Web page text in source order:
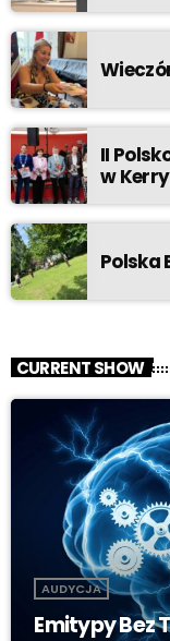
II
w Kerry
Polska
CURRENT SHOW
AUDYCJA
Emitypy Bez